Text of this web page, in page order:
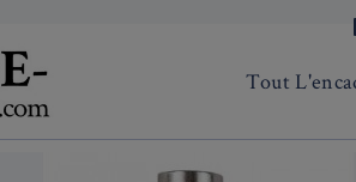
Tout